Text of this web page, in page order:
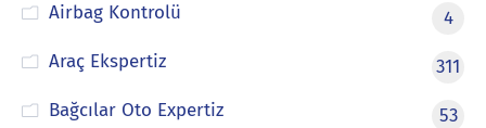
Airbag Kontrolü
4
Araç Ekspertiz
311
Bağcılar Oto Expertiz
53